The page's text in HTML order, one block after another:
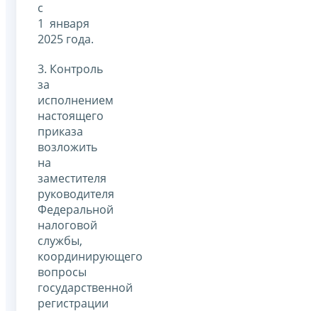
с
1 января
2025 года.
3. Контроль
за
исполнением
настоящего
приказа
возложить
на
заместителя
руководителя
Федеральной
налоговой
службы,
координирующего
вопросы
государственной
регистрации